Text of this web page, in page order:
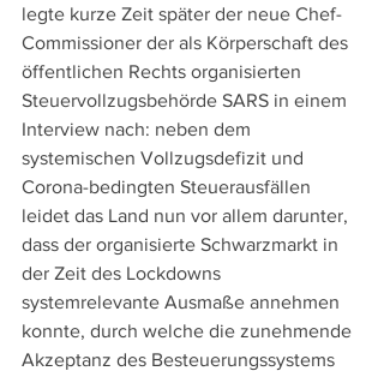
legte kurze Zeit später der neue Chef-
Commissioner der als Körperschaft des
öffentlichen Rechts organisierten
Steuervollzugsbehörde SARS in einem
Interview nach: neben dem
systemischen Vollzugsdefizit und
Corona-bedingten Steuerausfällen
leidet das Land nun vor allem darunter,
dass der organisierte Schwarzmarkt in
der Zeit des Lockdowns
systemrelevante Ausmaße annehmen
konnte, durch welche die zunehmende
Akzeptanz des Besteuerungssystems